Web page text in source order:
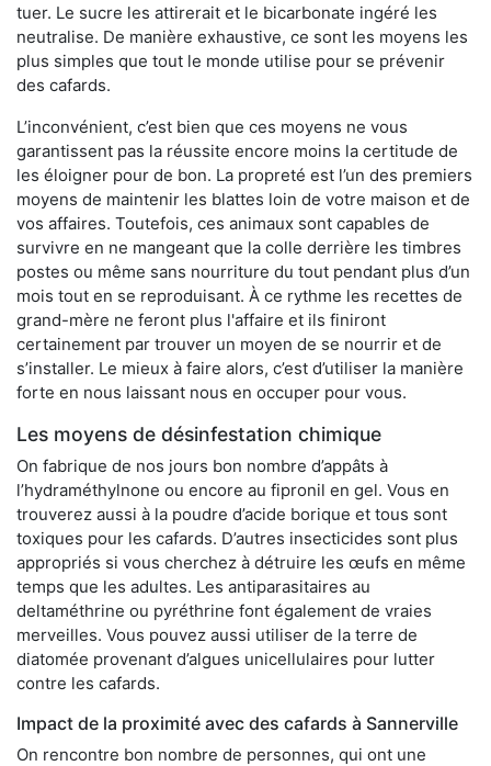
tuer. Le sucre les attirerait et le bicarbonate ingéré les
neutralise. De manière exhaustive, ce sont les moyens les
plus simples que tout le monde utilise pour se prévenir
des cafards.
L’inconvénient, c’est bien que ces moyens ne vous
garantissent pas la réussite encore moins la certitude de
les éloigner pour de bon. La propreté est l’un des premiers
moyens de maintenir les blattes loin de votre maison et de
vos affaires. Toutefois, ces animaux sont capables de
survivre en ne mangeant que la colle derrière les timbres
postes ou même sans nourriture du tout pendant plus d’un
mois tout en se reproduisant. À ce rythme les recettes de
grand-mère ne feront plus l'affaire et ils finiront
certainement par trouver un moyen de se nourrir et de
s’installer. Le mieux à faire alors, c’est d’utiliser la manière
forte en nous laissant nous en occuper pour vous.
Les moyens de désinfestation chimique
On fabrique de nos jours bon nombre d’appâts à
l’hydraméthylnone ou encore au fipronil en gel. Vous en
trouverez aussi à la poudre d’acide borique et tous sont
toxiques pour les cafards. D’autres insecticides sont plus
appropriés si vous cherchez à détruire les œufs en même
temps que les adultes. Les antiparasitaires au
deltaméthrine ou pyréthrine font également de vraies
merveilles. Vous pouvez aussi utiliser de la terre de
diatomée provenant d’algues unicellulaires pour lutter
contre les cafards.
Impact de la proximité avec des cafards à Sannerville
On rencontre bon nombre de personnes, qui ont une